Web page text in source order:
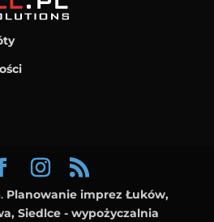
Planowanie imprez Łuków,
Siedlce - wypożyczalnia